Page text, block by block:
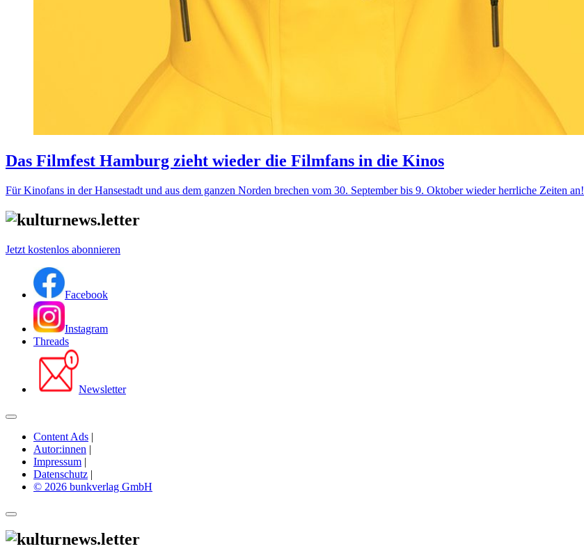
Das Filmfest Hamburg zieht wieder die Filmfans in die Kinos
Für Kinofans in der Hansestadt und aus dem ganzen Norden brechen vom 30. September bis 9. Oktober wieder herrliche Zeiten an!
Jetzt kostenlos abonnieren
Facebook
Instagram
Threads
Newsletter
Content Ads |
Autor:innen |
Impressum |
Datenschutz |
© 2026 bunkverlag GmbH